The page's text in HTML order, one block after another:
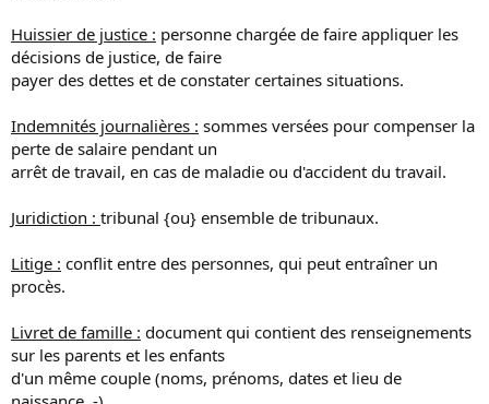
Huissier de justice : personne chargée de faire appliquer les
décisions de justice, de faire
payer des dettes et de constater certaines situations.
Indemnités journalières : sommes versées pour compenser la
perte de salaire pendant un
arrêt de travail, en cas de maladie ou d'accident du travail.
Juridiction : tribunal {ou} ensemble de tribunaux.
Litige : conflit entre des personnes, qui peut entraîner un
procès.
Livret de famille : document qui contient des renseignements
sur les parents et les enfants
d'un même couple (noms, prénoms, dates et lieu de